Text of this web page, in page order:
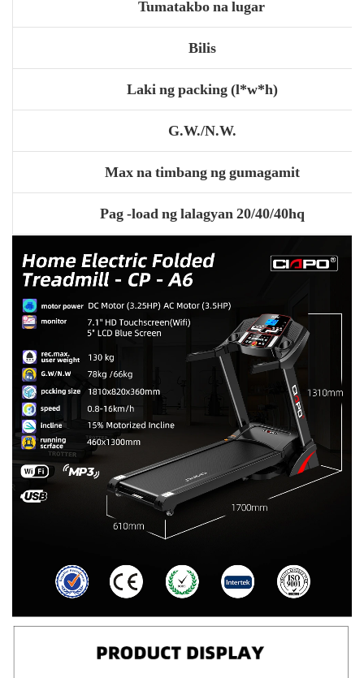
Tumatakbo na lugar
Bilis
Laki ng packing (l*w*h)
G.W./N.W.
Max na timbang ng gumagamit
Pag -load ng lalagyan 20/40/40hq